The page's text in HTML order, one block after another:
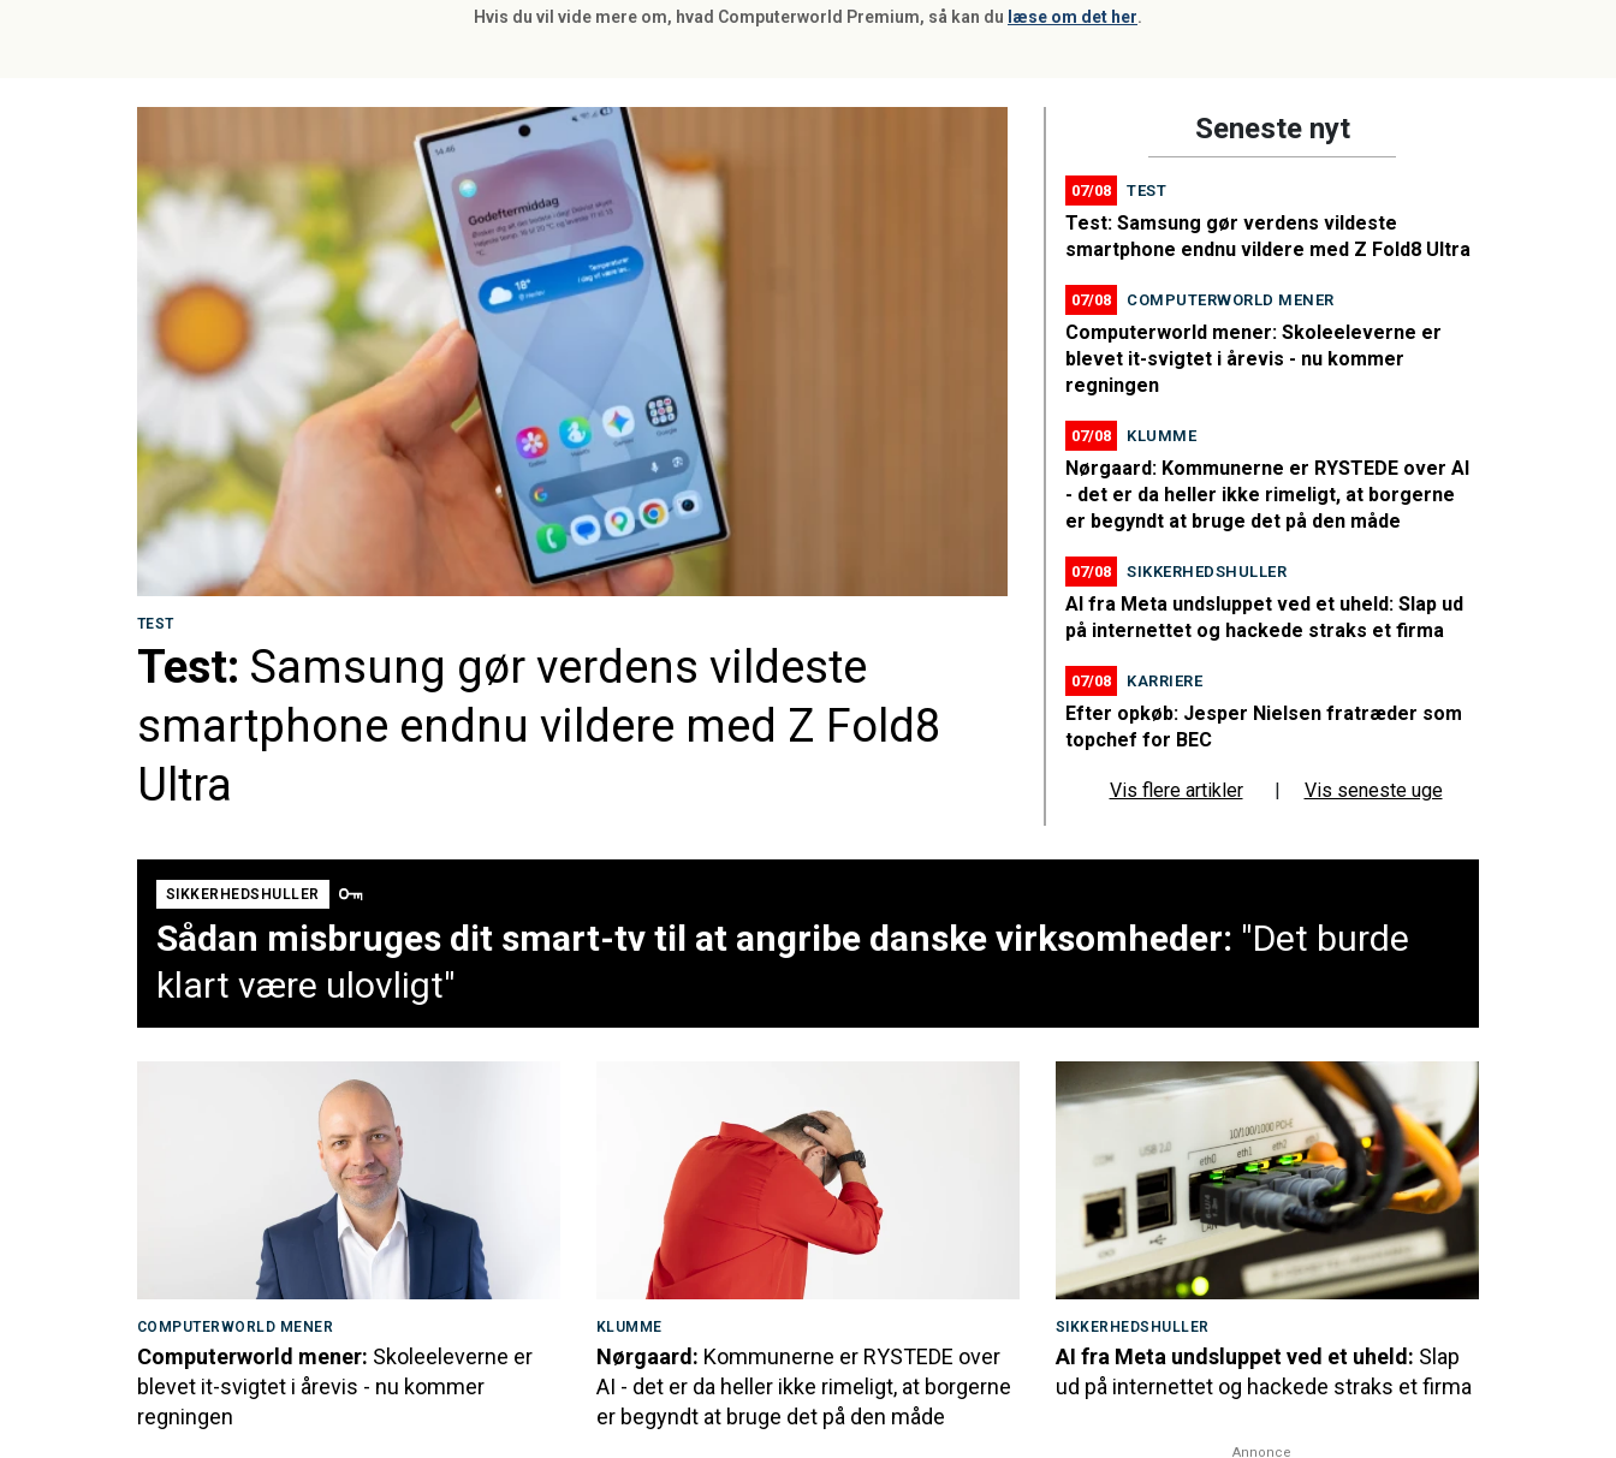
Hvis du vil vide mere om, hvad Computerworld Premium, så kan du læse om det her.
TEST
Test: Samsung gør verdens vildeste
smartphone endnu vildere med Z Fold8
Ultra
Seneste nyt
07/08 TEST
Test: Samsung gør verdens vildeste
smartphone endnu vildere med Z Fold8 Ultra
07/08 COMPUTERWORLD MENER
Computerworld mener: Skoleeleverne er
blevet it-svigtet i årevis - nu kommer
regningen
07/08 KLUMME
Nørgaard: Kommunerne er RYSTEDE over AI
- det er da heller ikke rimeligt, at borgerne
er begyndt at bruge det på den måde
07/08 SIKKERHEDSHULLER
AI fra Meta undsluppet ved et uheld: Slap ud
på internettet og hackede straks et firma
07/08 KARRIERE
Efter opkøb: Jesper Nielsen fratræder som
topchef for BEC
Vis flere artikler Vis seneste uge
SIKKERHEDSHULLER
Sådan misbruges dit smart-tv til at angribe danske virksomheder: "Det burde
klart være ulovligt"
COMPUTERWORLD MENER
Computerworld mener: Skoleeleverne er
blevet it-svigtet i årevis - nu kommer
regningen
KLUMME
Nørgaard: Kommunerne er RYSTEDE over
AI - det er da heller ikke rimeligt, at borgerne
er begyndt at bruge det på den måde
SIKKERHEDSHULLER
AI fra Meta undsluppet ved et uheld: Slap
ud på internettet og hackede straks et firma
Annonce